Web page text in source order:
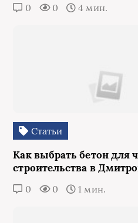
0 0 4 мин.
Статьи
Как выбрать бетон для
строительства в
0 0 1 мин.